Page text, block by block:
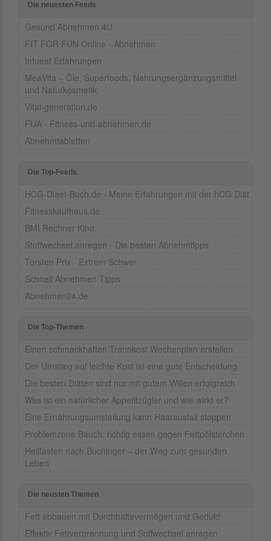
Die neuesten Feeds
Gesund Abnehmen 4U
FIT FOR FUN Online - Abnehmen
Intueat Erfahrungen
MeaVita – Öle, Superfoods, Nahrungsergänzungsmittel
und Naturkosmetik
Vital-generation.de
FUA - Fitness-und-abnehmen.de
Abnehmtabletten
Die Top-Feeds
HCG-Diaet-Buch.de - Meine Erfahrungen mit der hCG Diät
Fitnesskaufhaus.de
BMI Rechner Kind
Stoffwechsel anregen - Die besten Abnehmtipps
Torsten Prix - Extrem Schwer
Schnell Abnehmen Tipps
Abnehmen24.de
Die Top-Themen
Einen schmackhaften Trennkost Wochenplan erstellen
Der Umstieg auf leichte Kost ist eine gute Entscheidung
Die besten Diäten sind nur mit gutem Willen erfolgreich
Was ist ein natürlicher Appetitzügler und wie wirkt er?
Eine Ernährungsumstellung kann Haarausfall stoppen
Problemzone Bauch: richtig essen gegen Fettpölsterchen
Heilfasten nach Buchinger – der Weg zum gesunden
Leben
Die neusten Themen
Fett abbauen mit Durchhaltevermögen und Geduld
Effektiv Fettverbrennung und Soffwechsel anregen